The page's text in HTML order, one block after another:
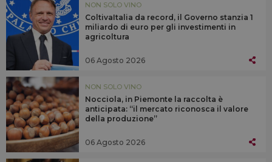
NON SOLO VINO
ColtivaItalia da record, il Governo stanzia 1
miliardo di euro per gli investimenti in
agricoltura
06 Agosto 2026
NON SOLO VINO
Nocciola, in Piemonte la raccolta è
anticipata: “il mercato riconosca il valore
della produzione”
06 Agosto 2026